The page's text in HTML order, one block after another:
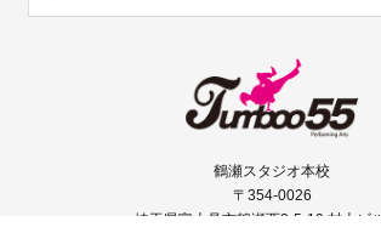
鶴瀬スタジオ本校
〒354-0026
埼玉県富士見市鶴瀬西2-5-10 村上ビ